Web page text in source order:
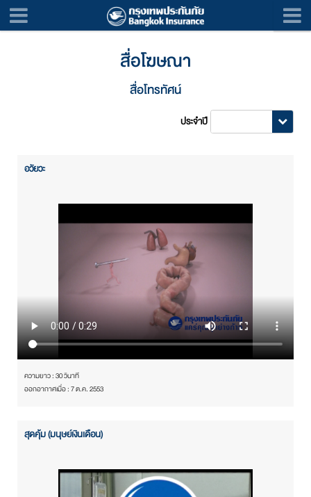
สื่อโฆษณา
สื่อโทรทัศน์
ประจำปี
อวัยวะ
ความยาว : 30 วินาที
ออกอากาศเมื่อ : 7 ต.ค. 2553
สุดคุ้ม (มนุษย์เงินเดือน)